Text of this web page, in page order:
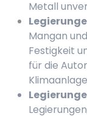
Metall
Mangan
Festigkeit
für die